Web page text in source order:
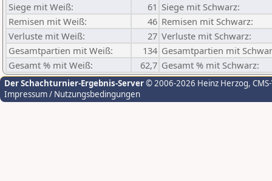
Siege mit Weiß:
61 Siege mit Schwarz:
Remisen mit Weiß:
46 Remisen mit Schwarz:
Verluste mit Weiß:
27 Verluste mit Schwarz:
Gesamtpartien mit Weiß:
134 Gesamtpartien mit
Gesamt % mit Weiß:
62,7 Gesamt % mit Schwarz:
Der Schachturnier-Ergebnis-Server© 2006-2026 Heinz Herzog,
Impressum / Nutzungsbedingungen